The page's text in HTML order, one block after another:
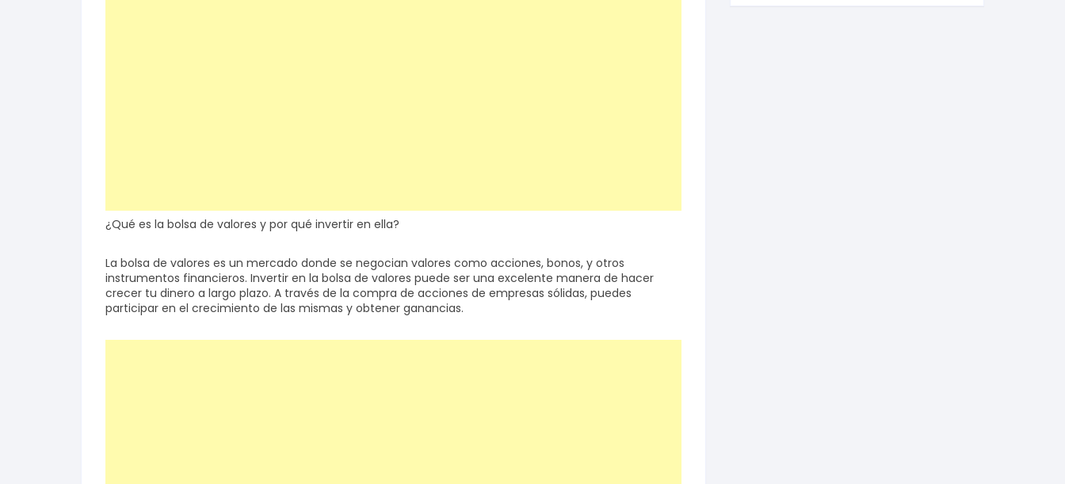
¿Qué es la bolsa de valores y por qué invertir en ella?
La bolsa de valores es un mercado donde se negocian valores como acciones, bonos, y otros
instrumentos financieros. Invertir en la bolsa de valores puede ser una excelente manera de hacer
crecer tu dinero a largo plazo. A través de la compra de acciones de empresas sólidas, puedes
participar en el crecimiento de las mismas y obtener ganancias.